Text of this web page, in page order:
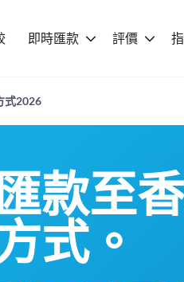
即時匯款 評價
式2026
款至
式。